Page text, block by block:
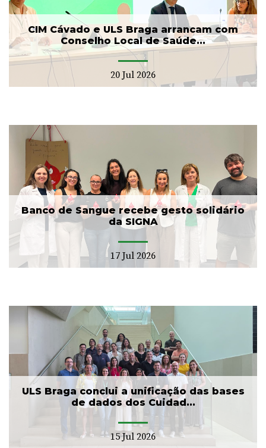
CIM Cávado e ULS Braga arrancam com
Conselho Local de Saúde...
20 Jul 2026
Banco de Sangue recebe gesto solidário
da SIGNA
17 Jul 2026
ULS Braga conclui a unificação das bases
de dados dos Cuidad...
15 Jul 2026